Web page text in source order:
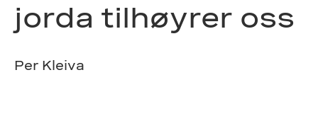
jorda tilhøyrer oss
Per Kleiva